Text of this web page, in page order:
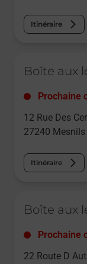
Itinéraire
Boîte aux
Prochaine
12 Rue Des
27240
Itinéraire
Boîte aux
Prochaine
22 Route D